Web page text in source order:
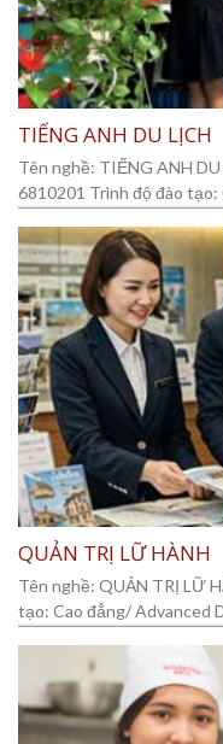
TIẾNG ANH DU LỊCH
Tên nghề: TIẾNG ANH
6810201 Trình độ đào tạo:
QUẢN TRỊ LỮ HÀNH
Tên nghề: QUẢN TRỊ LỮ
tạo: Cao đẳng/ Advanced